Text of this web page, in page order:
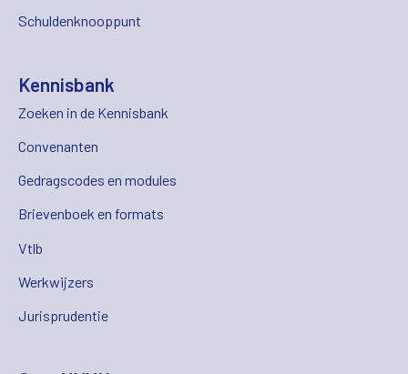
Schuldenknooppunt
Kennisbank
Zoeken in de Kennisbank
Convenanten
Gedragscodes en modules
Brievenboek en formats
Vtlb
Werkwijzers
Jurisprudentie